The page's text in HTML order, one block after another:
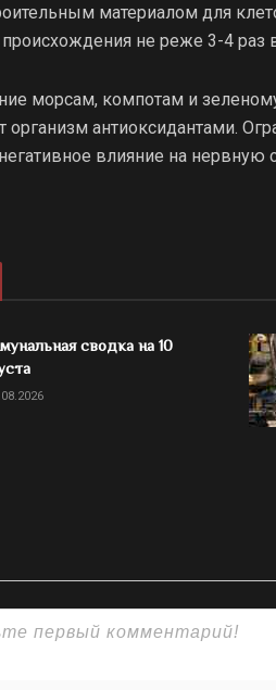
материалом для
не реже 3-4 раз
морсам, компотам и
организм антиоксидантами.
влияние на нервную
сводка на 10